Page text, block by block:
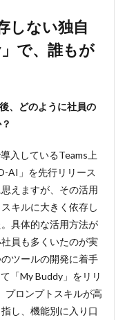
しない独自
で、誰もが
、どのように社員の
入しているTeams上
AI」を先行リリース
えますが、その活用
キルに大きく依存し
具体的な活用方法が
員も多くいたのが実
ツールの開発に着手
「My Buddy」をリリ
プロンプトスキルが高
し、機能別に入り口